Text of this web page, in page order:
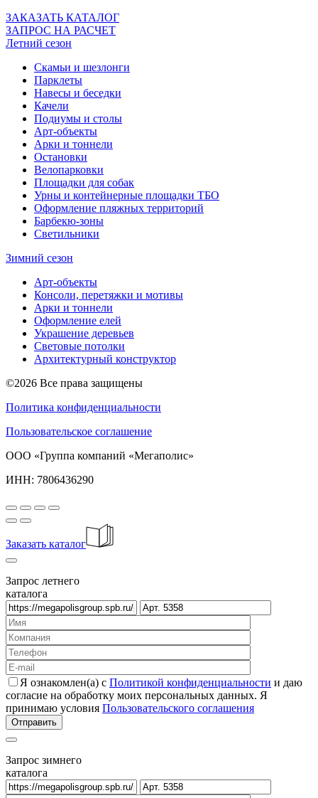
ЗАКАЗАТЬ КАТАЛОГ
ЗАПРОС НА РАСЧЕТ
Летний сезон
Скамьи и шезлонги
Парклеты
Навесы и беседки
Качели
Подиумы и столы
Арт-объекты
Арки и тоннели
Остановки
Велопарковки
Площадки для собак
Урны и контейнерные площадки ТБО
Оформление пляжных территорий
Барбекю-зоны
Светильники
Зимний сезон
Арт-объекты
Консоли, перетяжки и мотивы
Арки и тоннели
Оформление елей
Украшение деревьев
Световые потолки
Архитектурный конструктор
©2026 Все права защищены
Политика конфиденциальности
Пользовательское соглашение
ООО «Группа компаний «Мегаполис»
ИНН: 7806436290
Заказать каталог
Запрос летнего
каталога
Я ознакомлен(а) с Политикой конфиденциальности и даю
согласие на обработку моих персональных данных. Я
принимаю условия Пользовательского соглашения
Запрос зимнего
каталога